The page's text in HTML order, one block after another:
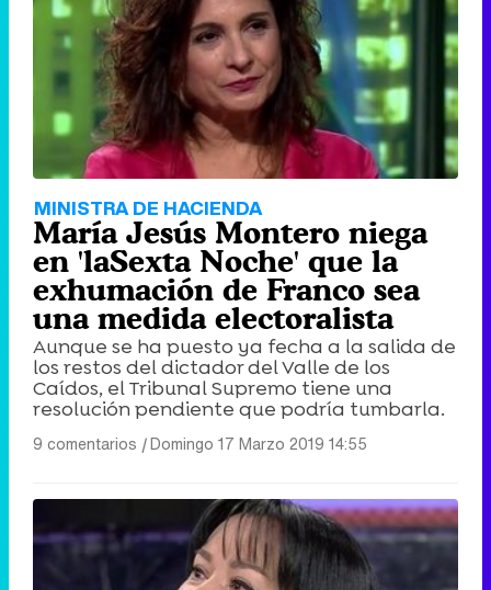
MINISTRA DE HACIENDA
María Jesús Montero niega
en 'laSexta Noche' que la
exhumación de Franco sea
una medida electoralista
Aunque se ha puesto ya fecha a la salida de
los restos del dictador del Valle de los
Caídos, el Tribunal Supremo tiene una
resolución pendiente que podría tumbarla.
9 comentarios |Domingo 17 Marzo 2019 14:55